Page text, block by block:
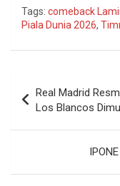
Tags: comeback
Piala Dunia 2026,
pos
Real Madrid
Los Blancos